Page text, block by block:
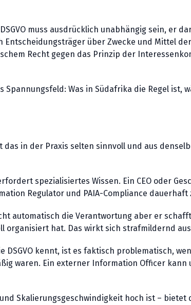
muss ausdrücklich unabhängig sein, er
über Zwecke und Mittel
Recht gegen das Prinzip der
Was in Südafrika die Regel ist,
in der Praxis selten sinnvoll und aus
spezialisiertes Wissen. Ein CEO oder
Regulator und PAIA-Compliance dauerhaft
automatisch die Verantwortung aber er
organisiert hat. Das wirkt sich strafmildernd
kennt, ist es faktisch problematisch,
waren. Ein externer Information Officer kann
Skalierungsgeschwindigkeit hoch ist –